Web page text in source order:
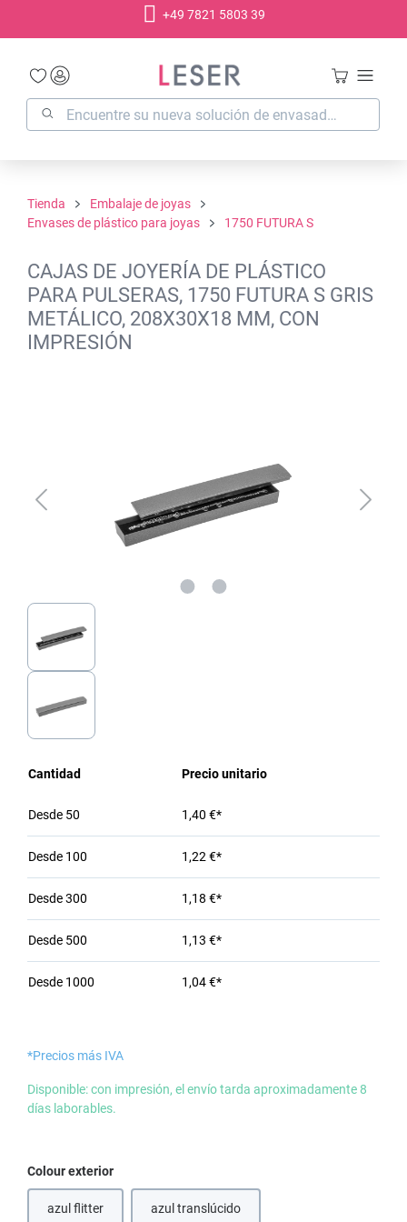
+49 7821 5803 39
Tienda
Embalaje de joyas
Envases de plástico para joyas
1750 FUTURA S
CAJAS DE JOYERÍA DE PLÁSTICO
PARA PULSERAS, 1750 FUTURA S GRIS
METÁLICO, 208X30X18 MM, CON
IMPRESIÓN
Cantidad Precio unitario
Desde 50 1,40 €*
Desde 100 1,22 €*
Desde300 1,18 €*
Desde 500 1,13 €*
Desde 1000 1,04 €*
*Precios más IVA
Disponible: con impresión, el envío tarda aproximadamente 8
días laborables.
Seleccione
Colour exterior
azul flitter(Esta opción no está disponible en este momento.)
azul translúcido(Esta opción no está disponible en este